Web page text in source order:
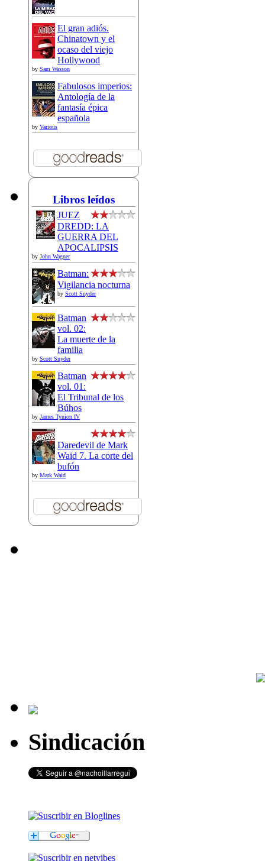
El gran adiós.
Chinatown y el
ocaso del viejo
Hollywood
by Sam Wasson
Fabulosos imperios:
Antología de la
fantasía épica
española
by Various
Libros leídos
JUEZ
DREDD: LA
GUERRA DEL
APOCALIPSIS
by John Wagner
Batman:
Vigilancia nocturna
by Scott Snyder
Batman
vol. 02:
La muerte de la
familia
by Scott Snyder
Batman
vol. 01:
El Tribunal de los
Búhos
by James Tynion IV
Daredevil de Mark
Waid 7. La corte del
bufón
by Mark Waid
Sindicación